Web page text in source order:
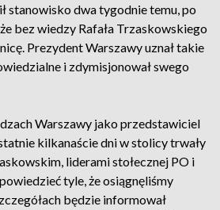
stanowisko dwa tygodnie temu, po
bez wiedzy Rafała Trzaskowskiego
Prezydent Warszawy uznał takie
i zdymisjonował swego
Warszawy jako przedstawiciel
kilkanaście dni w stolicy trwały
liderami stołecznej PO i
tyle, że osiągnęliśmy
będzie informował